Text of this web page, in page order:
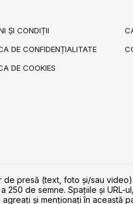
ȘI CONDIȚII
DE CONFIDENȚIALITATE
DE COOKIES
de presă (text, foto și/sau
250 de semne. Spaţiile şi
şi menţionaţi în această